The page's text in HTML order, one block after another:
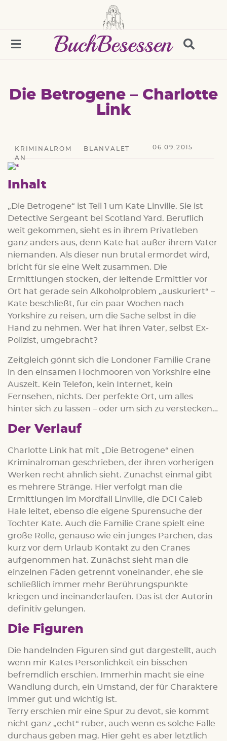
Die Betrogene – Charlotte
Link
KRIMINALROM
AN
BLANVALET 06.09.2015
Inhalt
„Die Betrogene“ ist Teil 1 um Kate Linville. Sie ist
Detective Sergeant bei Scotland Yard. Beruflich
weit gekommen, sieht es in ihrem Privatleben
ganz anders aus, denn Kate hat außer ihrem Vater
niemanden. Als dieser nun brutal ermordet wird,
bricht für sie eine Welt zusammen. Die
Ermittlungen stocken, der leitende Ermittler vor
Ort hat gerade sein Alkoholproblem „auskuriert“ –
Kate beschließt, für ein paar Wochen nach
Yorkshire zu reisen, um die Sache selbst in die
Hand zu nehmen. Wer hat ihren Vater, selbst Ex-
Polizist, umgebracht?
Zeitgleich gönnt sich die Londoner Familie Crane
in den einsamen Hochmooren von Yorkshire eine
Auszeit. Kein Telefon, kein Internet, kein
Fernsehen, nichts. Der perfekte Ort, um alles
hinter sich zu lassen – oder um sich zu verstecken…
Der Verlauf
Charlotte Link hat mit „Die Betrogene“ einen
Kriminalroman geschrieben, der ihren vorherigen
Werken recht ähnlich sieht. Zunächst einmal gibt
es mehrere Stränge. Hier verfolgt man die
Ermittlungen im Mordfall Linville, die DCI Caleb
Hale leitet, ebenso die eigene Spurensuche der
Tochter Kate. Auch die Familie Crane spielt eine
große Rolle, genauso wie ein junges Pärchen, das
kurz vor dem Urlaub Kontakt zu den Cranes
aufgenommen hat. Zunächst sieht man die
einzelnen Fäden getrennt voneinander, ehe sie
schließlich immer mehr Berührungspunkte
kriegen und ineinanderlaufen. Das ist der Autorin
definitiv gelungen.
Die Figuren
Die handelnden Figuren sind gut dargestellt, auch
wenn mir Kates Persönlichkeit ein bisschen
befremdlich erschien. Immerhin macht sie eine
Wandlung durch, ein Umstand, der für Charaktere
immer gut und wichtig ist.
Terry erschien mir eine Spur zu devot, sie kommt
nicht ganz „echt“ rüber, auch wenn es solche Fälle
durchaus geben mag. Hier geht es aber letztlich